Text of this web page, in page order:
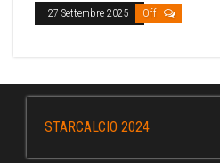
27 Settembre 2025 Off
STARCALCIO 2024